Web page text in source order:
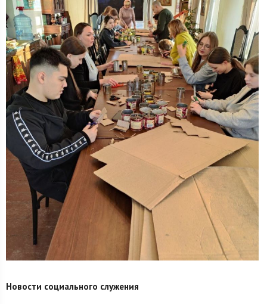
Новости социального служения